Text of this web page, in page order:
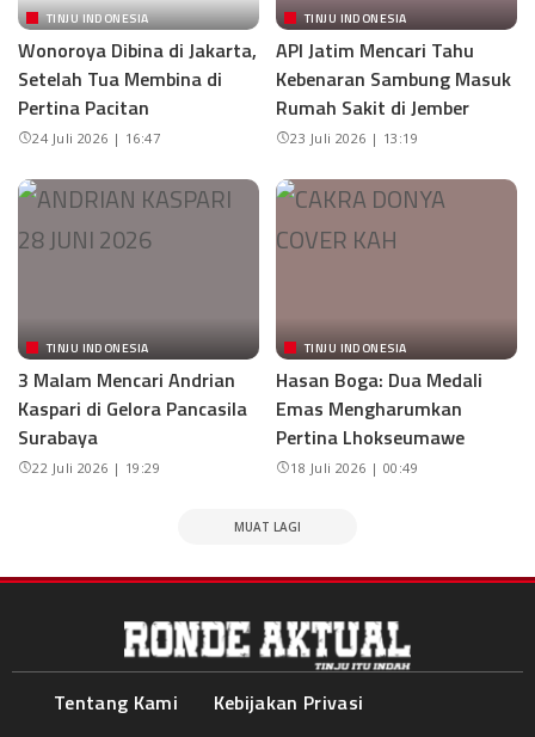
TINJU INDONESIA
Wonoroya Dibina di Jakarta,
Setelah Tua Membina di
Pertina Pacitan
24 Juli 2026 | 16:47
TINJU INDONESIA
API Jatim Mencari Tahu
Kebenaran Sambung Masuk
Rumah Sakit di Jember
23 Juli 2026 | 13:19
TINJU INDONESIA
3 Malam Mencari Andrian
Kaspari di Gelora Pancasila
Surabaya
22 Juli 2026 | 19:29
TINJU INDONESIA
Hasan Boga: Dua Medali
Emas Mengharumkan
Pertina Lhokseumawe
18 Juli 2026 | 00:49
MUAT LAGI
Tentang Kami Kebijakan Privasi